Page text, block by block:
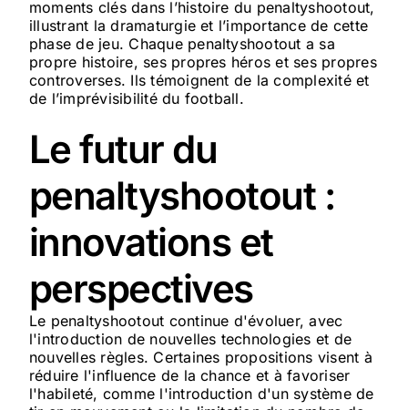
moments clés dans l’histoire du penaltyshootout,
illustrant la dramaturgie et l’importance de cette
phase de jeu. Chaque penaltyshootout a sa
propre histoire, ses propres héros et ses propres
controverses. Ils témoignent de la complexité et
de l’imprévisibilité du football.
Le futur du
penaltyshootout :
innovations et
perspectives
Le penaltyshootout continue d'évoluer, avec
l'introduction de nouvelles technologies et de
nouvelles règles. Certaines propositions visent à
réduire l'influence de la chance et à favoriser
l'habileté, comme l'introduction d'un système de